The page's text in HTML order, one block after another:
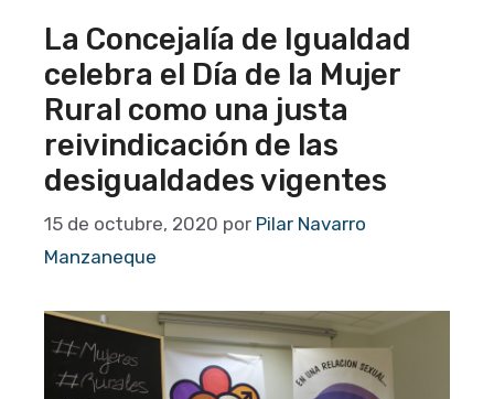
La Concejalía de Igualdad
celebra el Día de la Mujer
Rural como una justa
reivindicación de las
desigualdades vigentes
15 de octubre, 2020 por Pilar Navarro
Manzaneque